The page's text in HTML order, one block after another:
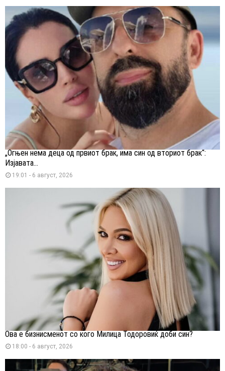
„Огњен нема деца од првиот брак, има син од вториот брак“:
Изјавата...
19:01 - 6 август, 2026
Ова е бизнисменот со кого Милица Тодоровиќ доби син?
18:00 - 6 август, 2026